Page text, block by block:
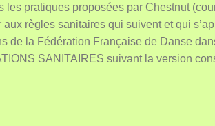
les pratiques proposées par Chestnut
aux règles sanitaires qui suivent et qui
de la Fédération Française de Danse
SANITAIRES suivant la version